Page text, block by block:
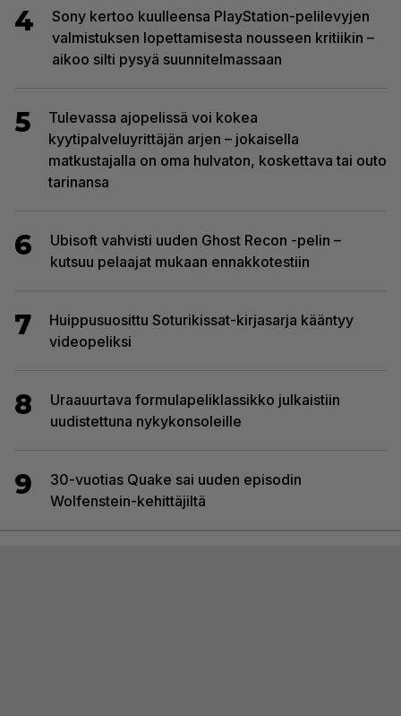
4
Sony kertoo kuulleensa PlayStation-pelilevyjen
valmistuksen lopettamisesta nousseen kritiikin –
aikoo silti pysyä suunnitelmassaan
5
Tulevassa ajopelissä voi kokea
kyytipalveluyrittäjän arjen – jokaisella
matkustajalla on oma hulvaton, koskettava tai outo
tarinansa
6
Ubisoft vahvisti uuden Ghost Recon -pelin –
kutsuu pelaajat mukaan ennakkotestiin
7
Huippusuosittu Soturikissat-kirjasarja kääntyy
videopeliksi
8
Uraauurtava formulapeliklassikko julkaistiin
uudistettuna nykykonsoleille
9
30-vuotias Quake sai uuden episodin
Wolfenstein-kehittäjiltä